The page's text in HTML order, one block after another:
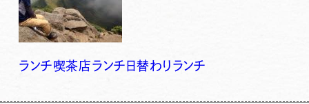
ランチ喫茶店ランチ 日替わりランチ